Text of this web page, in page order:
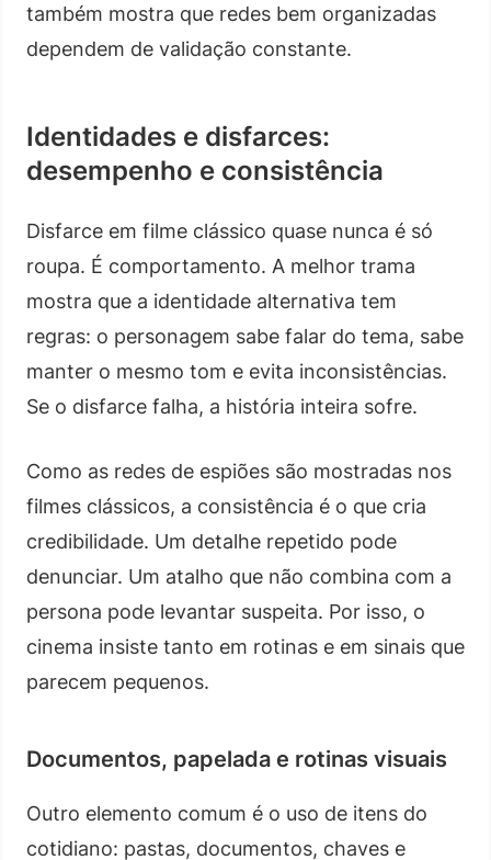
também mostra que redes bem organizadas
dependem de validação constante.
Identidades e disfarces:
desempenho e consistência
Disfarce em filme clássico quase nunca é só
roupa. É comportamento. A melhor trama
mostra que a identidade alternativa tem
regras: o personagem sabe falar do tema, sabe
manter o mesmo tom e evita inconsistências.
Se o disfarce falha, a história inteira sofre.
Como as redes de espiões são mostradas nos
filmes clássicos, a consistência é o que cria
credibilidade. Um detalhe repetido pode
denunciar. Um atalho que não combina com a
persona pode levantar suspeita. Por isso, o
cinema insiste tanto em rotinas e em sinais que
parecem pequenos.
Documentos, papelada e rotinas visuais
Outro elemento comum é o uso de itens do
cotidiano: pastas, documentos, chaves e